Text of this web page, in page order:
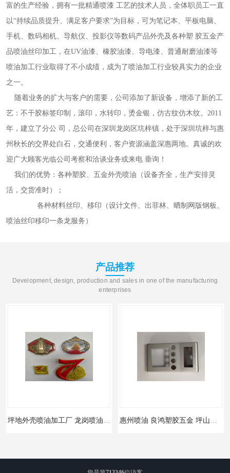
富的生产经验，拥有一批精通喷漆 工艺的技术人员，全体职员工一直
以“持续品质提升、满足客户要求”为目标，可为笔记本、平板电脑、
手机、数码相机、导航仪、投影仪等数码产品外壳及各种塑 胶五金产
品喷油丝印加工，在UV油漆、橡胶油漆、导电漆、普通耐磨油漆等
喷油加工行业取得了不小成绩，成为了喷油加工行业较具实力的企业
之一。
艺：不干胶标签印制，滚印，水转印，烫金银，仿古纹仿木纹。2011
年，建立了分公 司，总公司在深圳龙岗区坑梓镇，处于深圳坑梓与惠
州秋长的交界处白石，交通便利，客户资源涵盖深惠两地。真诚的欢
迎广大顾客光临公司考察和洽谈业务或来电 垂询！
活，交货准时）；
产品推荐
Development, design, production and sales in one of the manufacturing
enterprises